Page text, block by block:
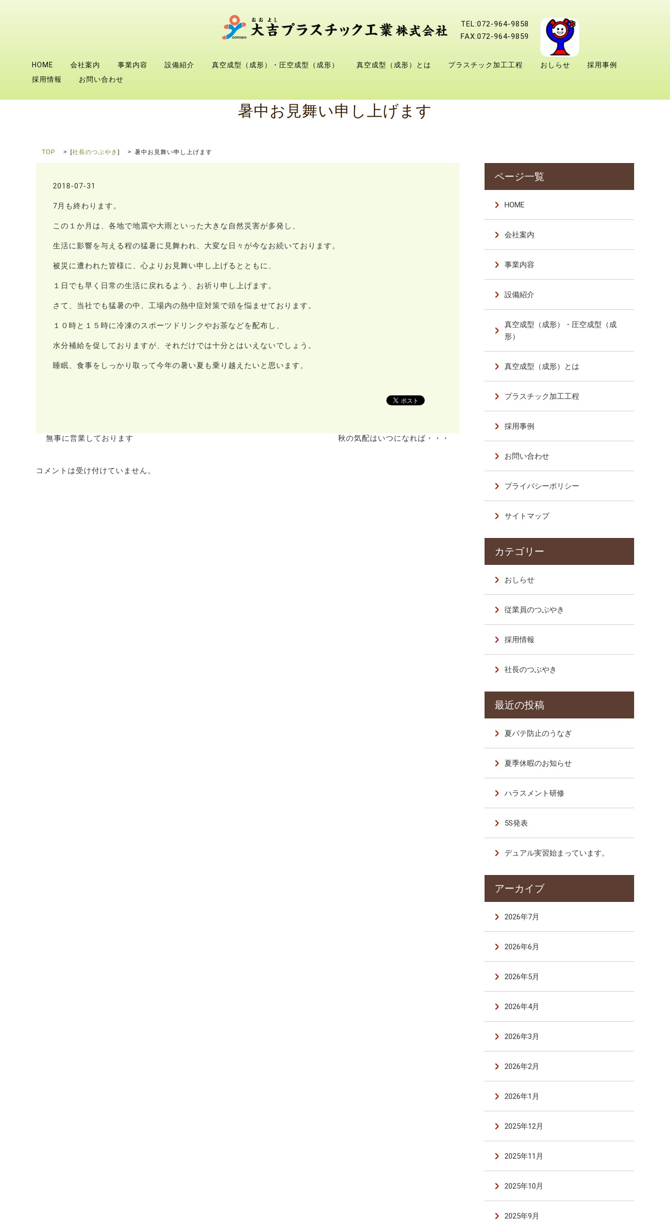
TEL:072-964-9858
FAX:072-964-9859
HOME 会社案内 事業内容 設備紹介 真空成型（成形）・圧空成型（成形） 真空成型（成形）とは プラスチック加工工程 おしらせ
採用事例
採用情報
お問い合わせ
暑中お見舞い申し上げます
TOP [社長のつぶやき ] 暑中お見舞い申し上げます
2018-07-31
7月も終わります。
この１か月は、各地で地震や大雨といった大きな自然災害が多発し、
生活に影響を与える程の猛暑に見舞われ、大変な日々が今なお続いております。
被災に遭われた皆様に、心よりお見舞い申し上げるとともに、
１日でも早く日常の生活に戻れるよう、お祈り申し上げます。
さて、当社でも猛暑の中、工場内の熱中症対策で頭を悩ませております。
１０時と１５時に冷凍のスポーツドリンクやお茶などを配布し、
水分補給を促しておりますが、それだけでは十分とはいえないでしょう。
睡眠、食事をしっかり取って今年の暑い夏も乗り越えたいと思います。
無事に営業しております 秋の気配はいつになれば・・・
コメントは受け付けていません。
HOME
会社案内
事業内容
設備紹介
真空成型（成形）・圧空成型（成
形）
真空成型（成形）とは
プラスチック加工工程
採用事例
お問い合わせ
プライバシーポリシー
サイトマップ
おしらせ
従業員のつぶやき
採用情報
社長のつぶやき
夏バテ防止のうなぎ
夏季休暇のお知らせ
ハラスメント研修
5S発表
デュアル実習始まっています。
2026年7月
2026年6月
2026年5月
2026年4月
2026年3月
2026年2月
2026年1月
2025年12月
2025年11月
2025年10月
2025年9月